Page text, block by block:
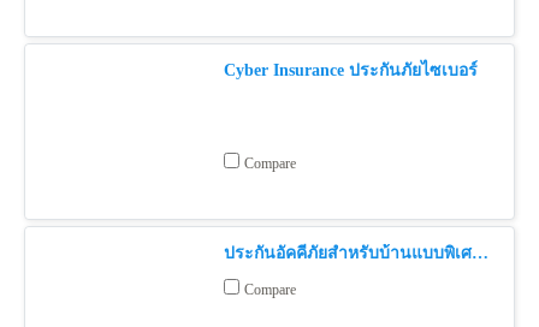
Cyber Insurance ประกันภัยไซเบอร์
Compare
ประกันอัคคีภัยสำหรับบ้านแบบพิเศษ Home Sweet Home Insurance
Compare